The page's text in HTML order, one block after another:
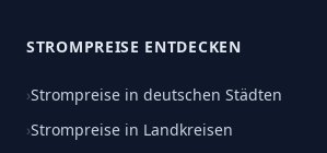
STROMPREISE ENTDECKEN
›Strompreise in deutschen Städten
›Strompreise in Landkreisen